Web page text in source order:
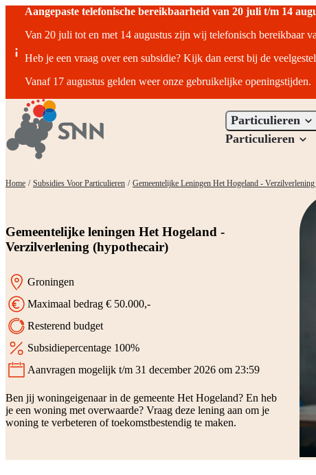
Aangepaste telefonische bereikbaarheid van 20 juli t/m 14
Van 20 juli tot en met 14 augustus zijn wij telefonisch bereikbaar
Heb je een vraag over een subsidie? Kijk dan eerst bij de
Vanaf 17 augustus gelden weer onze gebruikelijke openingstijden.
Particulieren
Particulieren
Home / Subsidies Voor Particulieren / Gemeentelijke Leningen Het Hogeland -
Gemeentelijke leningen Het Hogeland -
Verzilverlening (hypothecair)
Locatie:
Groningen
Maximaal bedrag € 50.000,-
Resterend budget
Subsidiepercentage 100%
Status:
Aanvragen mogelijk t/m 31 december 2026 om 23:59
Ben jij woningeigenaar in de gemeente Het Hogeland? En heb
je een woning met overwaarde? Vraag deze lening aan om je
woning te verbeteren of toekomstbestendig te maken.